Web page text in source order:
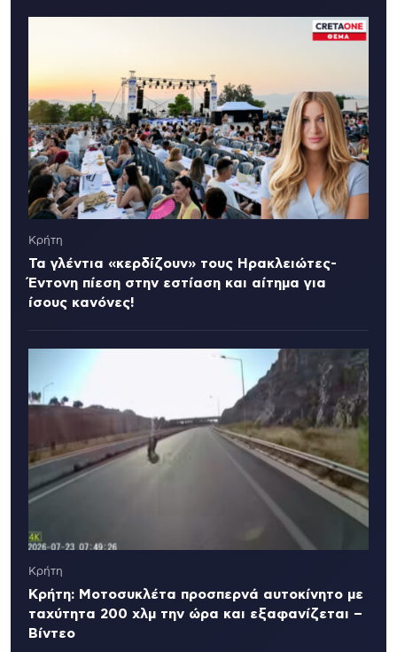
Κρήτη
Τα γλέντια «κερδίζουν» τους Ηρακλειώτες-
Έντονη πίεση στην εστίαση και αίτημα για
ίσους κανόνες!
Κρήτη
Κρήτη: Μοτοσυκλέτα προσπερνά αυτοκίνητο με
ταχύτητα 200 χλμ την ώρα και εξαφανίζεται –
Βίντεο